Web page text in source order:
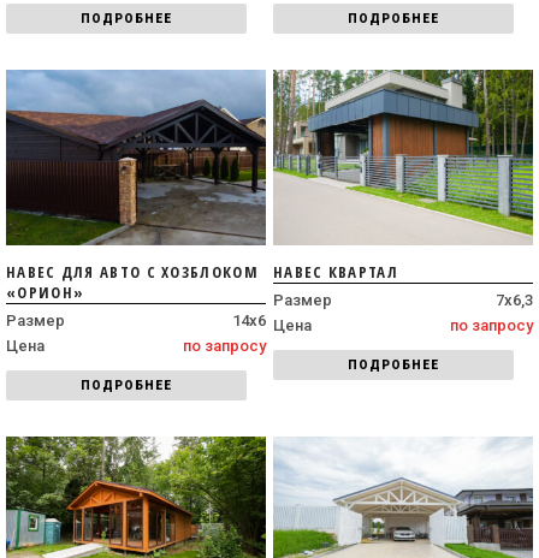
ПОДРОБНЕЕ ПОДРОБНЕЕ
НАВЕС ДЛЯ АВТО С ХОЗБЛОКОМ
«ОРИОН»
Размер
14х6
Цена
по запросу
ПОДРОБНЕЕ
НАВЕС КВАРТАЛ
Размер
7х6,3
Цена
по запросу
ПОДРОБНЕЕ